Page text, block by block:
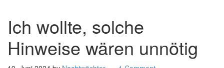
Ich wollte, solche
Hinweise wären unnötig